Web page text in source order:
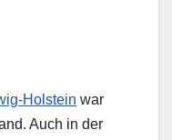
Holstein war
Auch in der